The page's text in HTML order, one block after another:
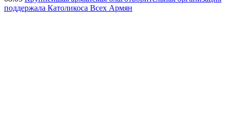
поддержала Католикоса Всех Армян